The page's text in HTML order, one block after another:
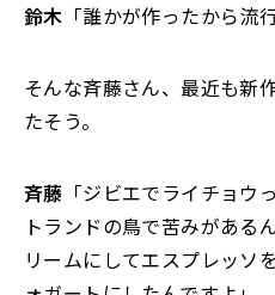
鈴木 「誰かが作ったから流
そんな斉藤さん、最近も新
たそう。
斉藤 「ジビエでライチョウ
トランドの鳥で苦みがある
リームにしてエスプレッソ